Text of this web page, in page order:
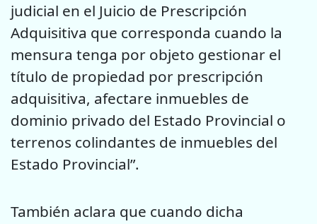
judicial en el Juicio de Prescripción
Adquisitiva que corresponda cuando la
mensura tenga por objeto gestionar el
título de propiedad por prescripción
adquisitiva, afectare inmuebles de
dominio privado del Estado Provincial o
terrenos colindantes de inmuebles del
Estado Provincial”.
También aclara que cuando dicha